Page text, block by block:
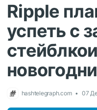
Ripple
успеть с
hashtelegraph.com 07